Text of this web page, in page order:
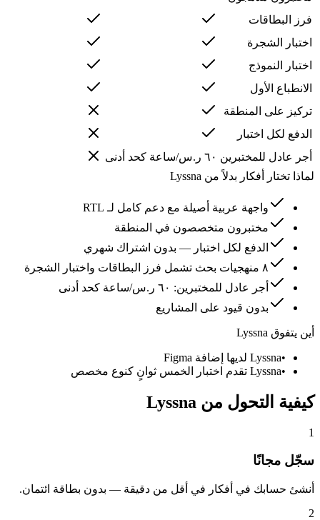
فرز البطاقات
اختبار الشجرة
اختبار النموذج
الانطباع الأول
تركيز على المنطقة
الدفع لكل اختبار
أجر عادل للمختبرين ٦٠ ر.س/ساعة كحد أدنى
لماذا تختار أفكار بدلاً من Lyssna
واجهة عربية أصيلة مع دعم كامل لـ RTL
مختبرون متخصصون في المنطقة
الدفع لكل اختبار — بدون اشتراك شهري
٨ منهجيات بحث تشمل فرز البطاقات واختبار الشجرة
أجر عادل للمختبرين: ٦٠ ر.س/ساعة كحد أدنى
بدون قيود على المشاريع
أين يتفوق Lyssna
•Lyssna لديها إضافة Figma
•Lyssna تقدم اختبار الخمس ثوانٍ كنوع مخصص
كيفية التحول من Lyssna
1
سجّل مجانًا
أنشئ حسابك في أفكار في أقل من دقيقة — بدون بطاقة ائتمان.
2